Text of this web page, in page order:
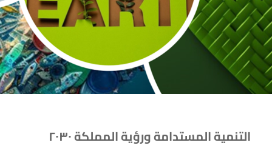
التنمية المستدامة ورؤية المملكة ٢٠٣٠